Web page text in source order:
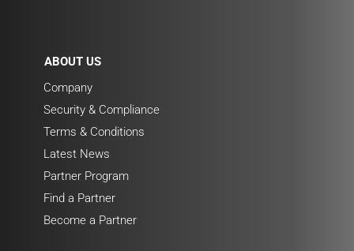
ABOUT US
Company
Security & Compliance
Terms & Conditions
Latest News
Partner Program
Find a Partner
Become a Partner